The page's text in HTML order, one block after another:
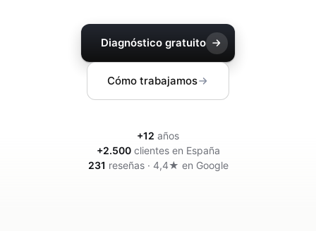
Integración IA
IA integrada en tus sistemas y productos
Resuelve consultas y tickets con IA
Diagnóstico gratuito
Cómo trabajamos
+12 años
+2.500clientes en España
231 reseñas · 4,4★ en Google